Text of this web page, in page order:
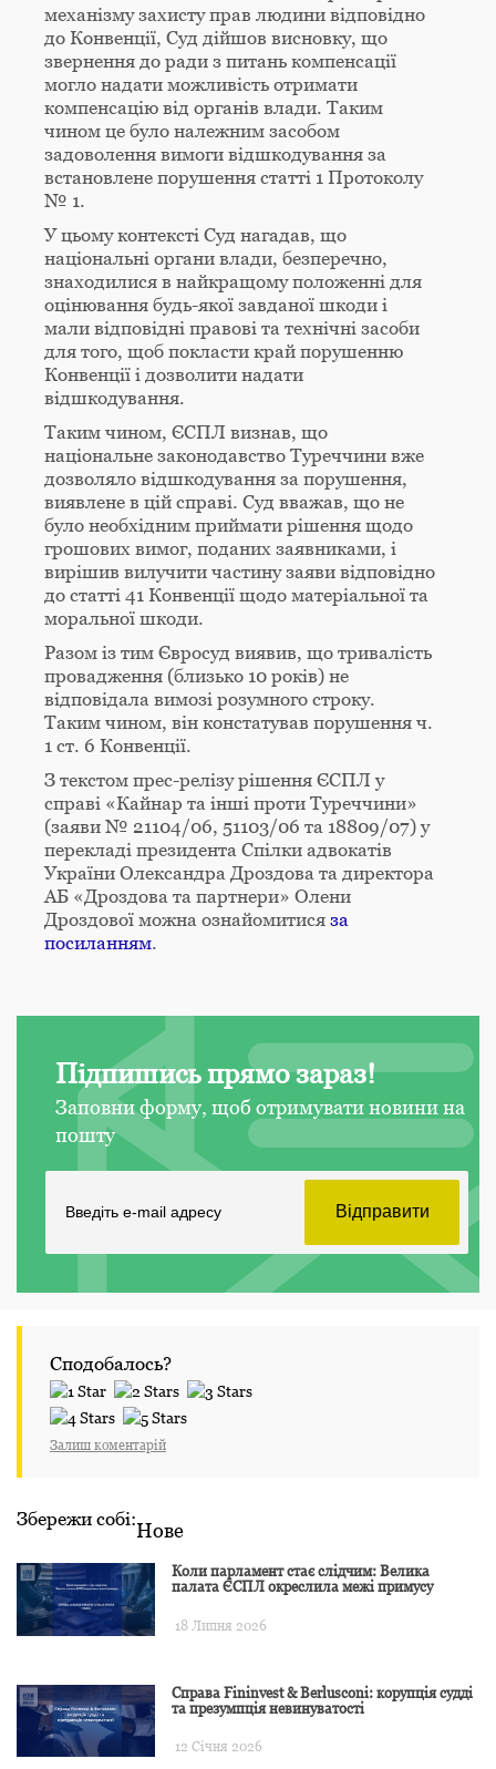
механізму захисту прав людини відповідно
до Конвенції, Суд дійшов висновку, що
звернення до ради з питань компенсації
могло надати можливість отримати
компенсацію від органів влади. Таким
чином це було належним засобом
задоволення вимоги відшкодування за
встановлене порушення статті 1 Протоколу
№ 1.
У цьому контексті Суд нагадав, що
національні органи влади, безперечно,
знаходилися в найкращому положенні для
оцінювання будь-якої завданої шкоди і
мали відповідні правові та технічні засоби
для того, щоб покласти край порушенню
Конвенції і дозволити надати
відшкодування.
Таким чином, ЄСПЛ визнав, що
національне законодавство Туреччини вже
дозволяло відшкодування за порушення,
виявлене в цій справі. Суд вважав, що не
було необхідним приймати рішення щодо
грошових вимог, поданих заявниками, і
вирішив вилучити частину заяви відповідно
до статті 41 Конвенції щодо матеріальної та
моральної шкоди.
Разом із тим Євросуд виявив, що тривалість
провадження (близько 10 років) не
відповідала вимозі розумного строку.
Таким чином, він констатував порушення ч.
1 ст. 6 Конвенції.
З текстом прес-релізу рішення ЄСПЛ у
справі «Кайнар та інші проти Туреччини»
(заяви № 21104/06, 51103/06 та 18809/07) у
перекладі президента Спілки адвокатів
України Олександра Дроздова та директора
АБ «Дроздова та партнери» Олени
Дроздової можна ознайомитися за
посиланням.
Підпишись прямо зараз!
Заповни форму, щоб отримувати новини на
пошту
Сподобалось?
Залиш коментарій
Збережи собі:Нове
Коли парламент стає слідчим: Велика
палата ЄСПЛ окреслила межі примусу
18 Липня 2026
Справа Fininvest & Berlusconi: корупція судді
та презумпція невинуватості
12 Січня 2026